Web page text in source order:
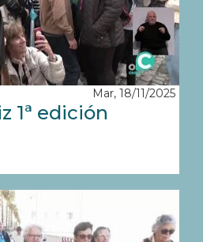
Mar, 18/11/2025
1ª edición